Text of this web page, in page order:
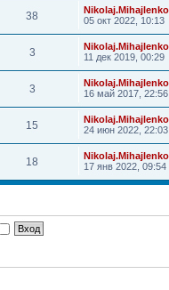
38
Nikolaj.Mihajlenko
05 окт 2022, 10:13
3
Nikolaj.Mihajlenko
11 дек 2019, 00:29
3
Nikolaj.Mihajlenko
16 май 2017, 22:56
15
Nikolaj.Mihajlenko
24 июн 2022, 22:03
18
Nikolaj.Mihajlenko
17 янв 2022, 09:54